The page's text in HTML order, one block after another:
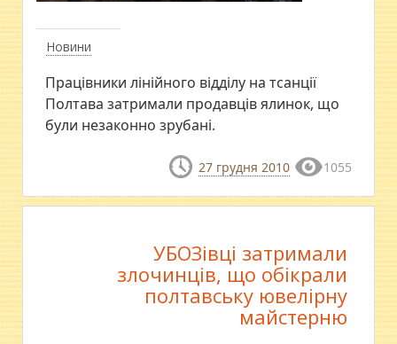
Новини
Працівники лінійного відділу на тсанції
Полтава затримали продавців ялинок, що
були незаконно зрубані.
27 грудня 2010 1055
УБОЗівці затримали
злочинців, що обікрали
полтавську ювелірну
майстерню